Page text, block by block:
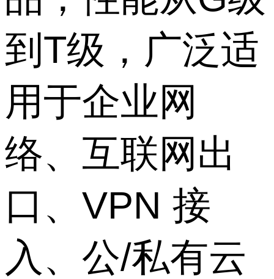
到T级，广泛适
用于企业网
络、互联网出
口、VPN 接
入、公/私有云